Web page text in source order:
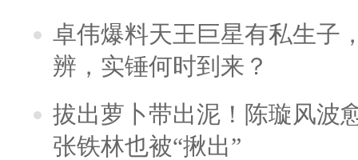
卓伟爆料天王巨星有私生子
辨，实锤何时到来？
拔出萝卜带出泥！陈璇风波
张铁林也被“揪出”